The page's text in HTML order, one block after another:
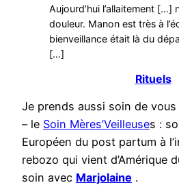
Aujourd’hui l’allaitement […]
douleur. Manon est très à
bienveillance était là du
[…]
Rituels
Je prends aussi soin de
– le Soin Mères’Veilleuses :
Européen du post partum à
rebozo qui vient d’Amérique
soin avec Marjolaine .